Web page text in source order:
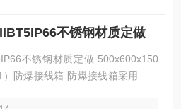
不锈钢材质定做
钢材质定做 500x600x150
防爆接线箱 防爆接线箱采用不锈